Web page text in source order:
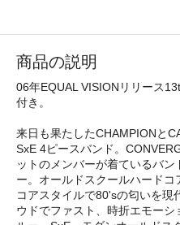
商品の説明
06年EQUAL VISIONリリース
付き。
来日も果たしたCHAMPIONと
SxE 4ピースバンド。
ットのメンバーが着ているバ
ー。オールドスクールハード
コアスタイルで80'sの匂いを現
ウドでファスト、時折エモー